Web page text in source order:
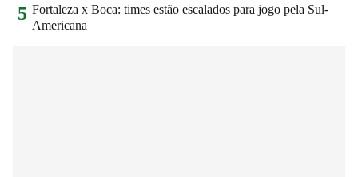
5 Fortaleza x Boca: times estão escalados para jogo pela Sul-
Americana